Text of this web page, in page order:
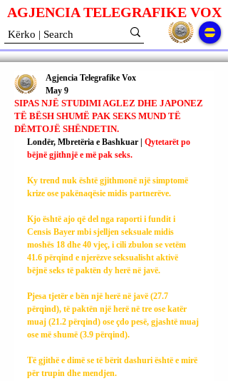
AGJENCIA TELEGRAFIKE VOX
SIPAS NJË STUDIMI AGLEZ DHE JAPONEZ
TË BËSH SHUMË PAK SEKS MUND TË
DËMTOJË SHËNDETIN.
Agjencia Telegrafike Vox
May 9
Londër, Mbretëria e Bashkuar | Qytetarët po
bëjnë gjithnjë e më pak seks.
Ky trend nuk është gjithmonë një simptomë
krize ose pakënaqësie midis partnerëve.
Kjo është ajo që del nga raporti i fundit i
Censis Bayer mbi sjelljen seksuale midis
moshës 18 dhe 40 vjeç, i cili zbulon se vetëm
41.6 përqind e njerëzve seksualisht aktivë
bëjnë seks të paktën dy herë në javë.
Pjesa tjetër e bën një herë në javë (27.7
përqind), të paktën një herë në tre ose katër
muaj (21.2 përqind) ose çdo pesë, gjashtë muaj
ose më shumë (3.9 përqind).
Të gjithë e dimë se të bërit dashuri është e mirë
për trupin dhe mendjen.